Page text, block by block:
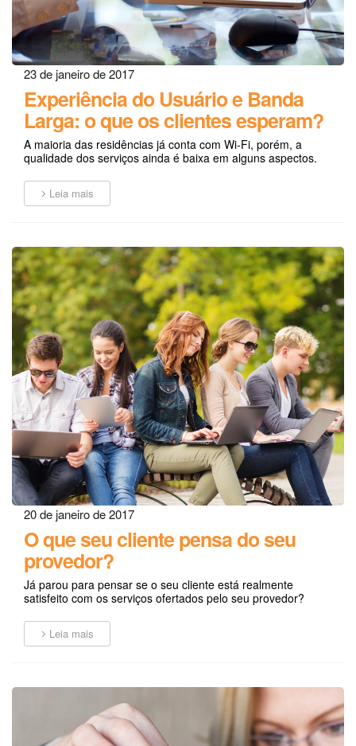
23 de janeiro de 2017
Experiência do Usuário e Banda
Larga: o que os clientes esperam?
A maioria das residências já conta com Wi-Fi, porém, a
qualidade dos serviços ainda é baixa em alguns aspectos.
Leia mais
20 de janeiro de 2017
O que seu cliente pensa do seu
provedor?
Já parou para pensar se o seu cliente está realmente
satisfeito com os serviços ofertados pelo seu provedor?
Leia mais